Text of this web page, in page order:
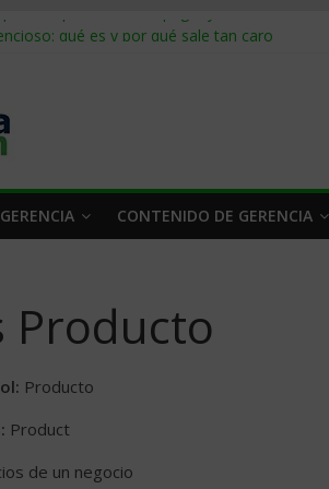
empresas: cómo pagar y cobrar en 2026
en la cadena de suministro: qué hacer
de EE. UU.: cómo segmentarlo y venderle
CONTENIDO DE GERENCIA
Producto
Producto
Product
de un negocio